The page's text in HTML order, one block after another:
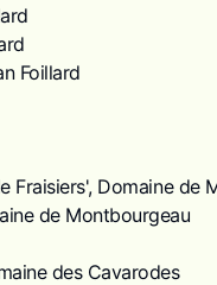
Foillard
Fraisiers', Domaine de
de Montbourgeau
des Cavarodes